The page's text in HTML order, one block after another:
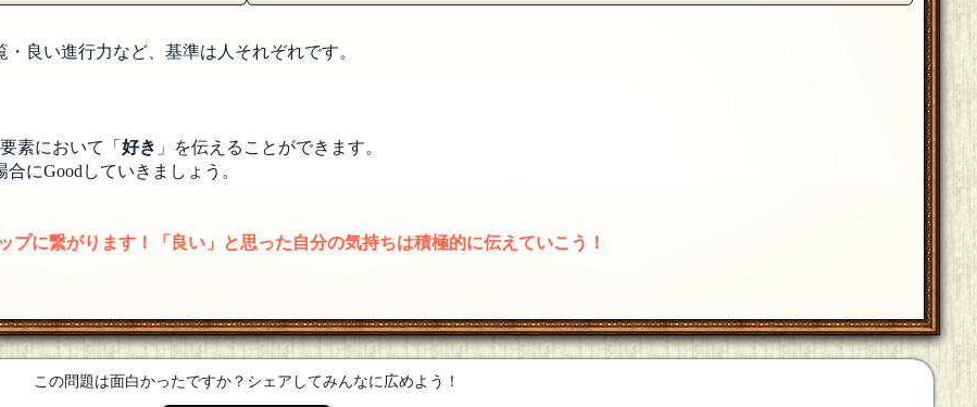
良い進行力など、基準は人それぞれです。
素において「 好き 」を伝えることができます。
にGoodしていきましょう。
プに繋がります！「良い」と思った自分の気持ちは積極的に伝えていこう！
この問題は面白かったですか？シェアしてみんなに広めよう！